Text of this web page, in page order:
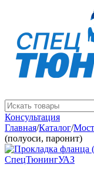
Консультация
Главная/Каталог/
(полуоси, паронит)